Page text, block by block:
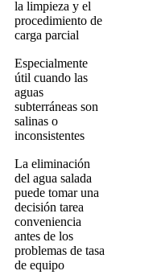
la limpieza y el
procedimiento de
carga parcial
Especialmente
útil cuando las
aguas
subterráneas son
salinas o
inconsistentes
La eliminación
del agua salada
puede tomar una
decisión tarea
conveniencia
antes de los
problemas de tasa
de equipo